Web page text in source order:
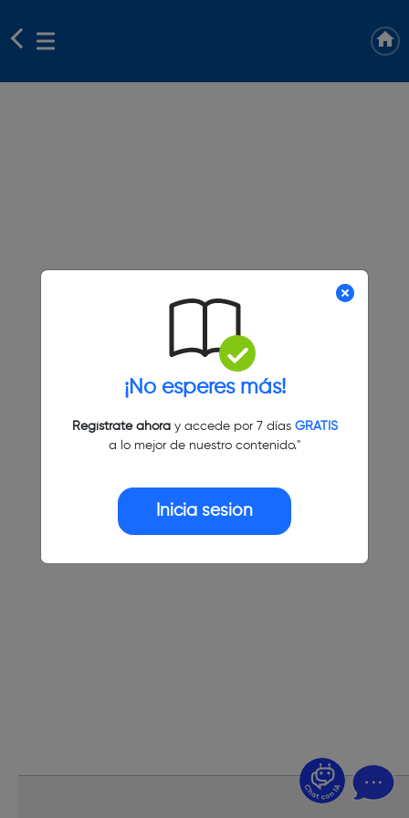
¡No esperes más!
Regístrate ahoray accede por 7 días GRATIS
a lo mejor de nuestro contenido."
Inicia sesión